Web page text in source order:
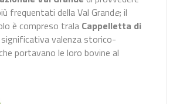
frequentati della Val Grande; il
è compreso trala Cappelletta di
valenza storico-
portavano le loro bovine al